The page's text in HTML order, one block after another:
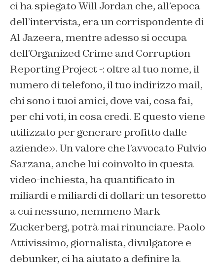
ci ha spiegato Will Jordan che, all’epoca
dell’intervista, era un corrispondente di
Al Jazeera, mentre adesso si occupa
dell’Organized Crime and Corruption
Reporting Project -: oltre al tuo nome, il
numero di telefono, il tuo indirizzo mail,
chi sono i tuoi amici, dove vai, cosa fai,
per chi voti, in cosa credi. E questo viene
utilizzato per generare profitto dalle
aziende». Un valore che l’avvocato Fulvio
Sarzana, anche lui coinvolto in questa
video-inchiesta, ha quantificato in
miliardi e miliardi di dollari: un tesoretto
a cui nessuno, nemmeno Mark
Zuckerberg, potrà mai rinunciare. Paolo
Attivissimo, giornalista, divulgatore e
debunker, ci ha aiutato a definire la